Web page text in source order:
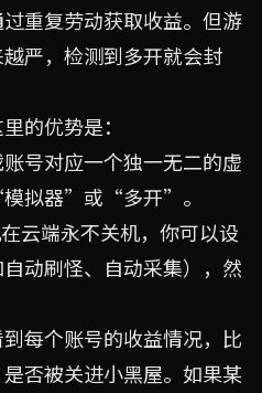
重复劳动获取收益。但游
严，检测到多开就会封
的优势是：
号对应一个独一无二的虚
拟器”或“多开”。
云端永不关机，你可以设
动刷怪、自动采集），然
每个账号的收益情况，比
否被关进小黑屋。如果某